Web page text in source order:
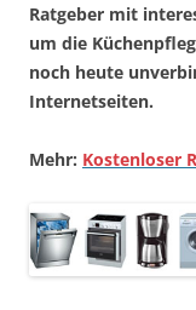
Ratgeber mit
um die
noch heute
Internetseiten.
Mehr: Kostenloser